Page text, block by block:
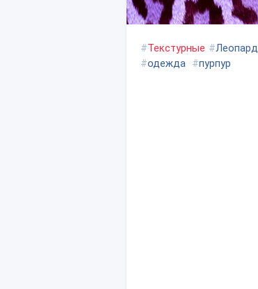
#Текстурные #Леопард
#одежда #пурпур